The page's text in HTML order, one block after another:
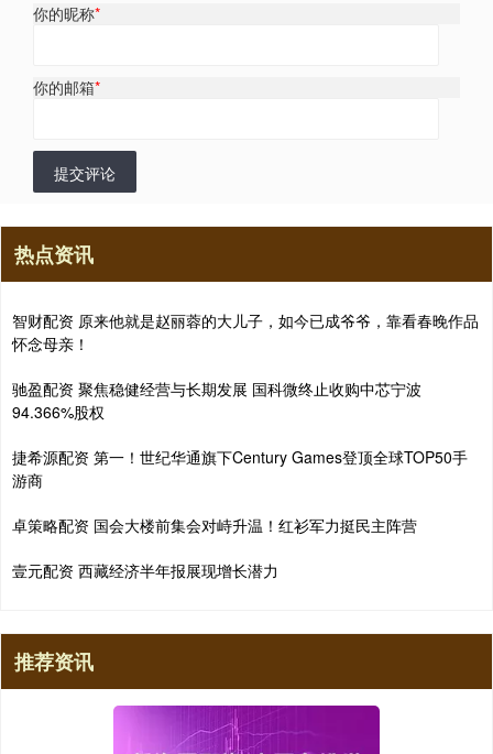
你的昵称*
你的邮箱*
提交评论
热点资讯
智财配资 原来他就是赵丽蓉的大儿子，如今已成爷爷，靠看春晚作品
怀念母亲！
驰盈配资 聚焦稳健经营与长期发展 国科微终止收购中芯宁波
94.366%股权
捷希源配资 第一！世纪华通旗下Century Games登顶全球TOP50手
游商
卓策略配资 国会大楼前集会对峙升温！红衫军力挺民主阵营
壹元配资 西藏经济半年报展现增长潜力
推荐资讯